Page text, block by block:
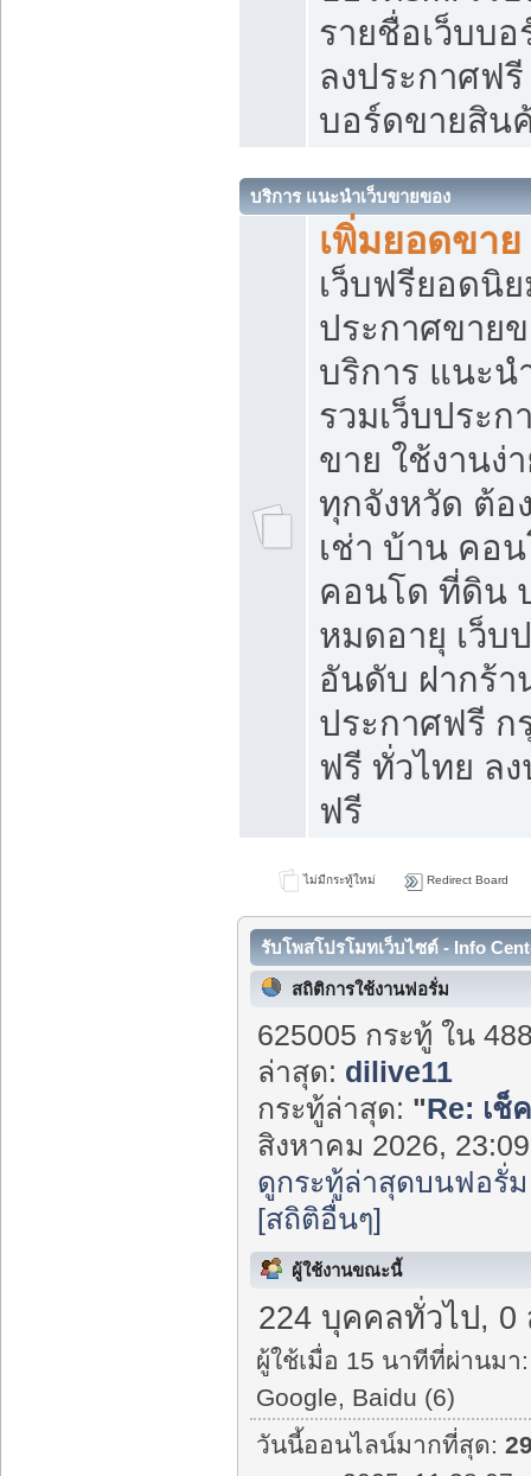
รายชื่อเว็บบ
ลงประกาศฟรี
บอร์ดขายสิน
บริการ แนะนำเว็บขายของ
เพิ่มยอดขา
เว็บฟรียอดนิ
ประกาศขาย
บริการ แนะน
รวมเว็บประก
ขาย ใช้งานง่
ทุกจังหวัด ต้อ
เช่า บ้าน คอ
คอนโด ที่ดิน
หมดอายุ เว็บ
อันดับ ฝากร้า
ประกาศฟรี ก
ฟรี ทั่วไทย ล
ฟรี
ไม่มีกระทู้ใหม่ Redirect Board
รับโพสโปรโมทเว็บไซต์ - Info
สถิติการใช้งานฟอรั่ม
625005 กระทู้ ใน
ล่าสุด: dilive11
กระทู้ล่าสุด: "Re: เช็
สิงหาคม 2026,
ดูกระทู้ล่าสุดบนฟอรั่ม
[สถิติอื่นๆ]
ผู้ใช้งานขณะนี้
224 บุคคลทั่วไป, 0
ผู้ใช้เมื่อ 15 นาทีที่ผ่านมา:
Google, Baidu (6)
วันนี้ออนไลน์มากที่สุด: